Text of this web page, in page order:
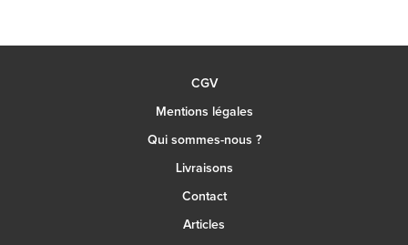
CGV
Mentions légales
Qui sommes-nous ?
Livraisons
Contact
Articles